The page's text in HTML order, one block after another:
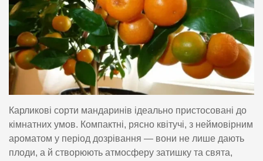
Карликові сорти мандаринів ідеально пристосовані до
кімнатних умов. Компактні, рясно квітучі, з неймовірним
ароматом у період дозрівання — вони не лише дають
плоди, а й створюють атмосферу затишку та свята,